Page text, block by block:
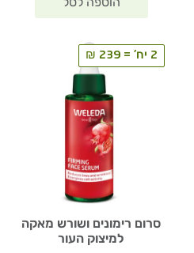
2 יח' = 239 ₪
סרום רימונים ושורש מאקה
למיצוק העור